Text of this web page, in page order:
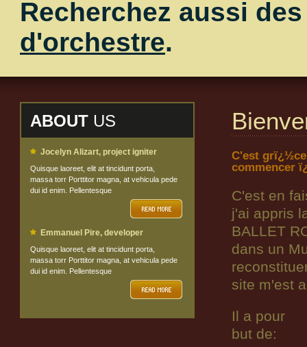
Recherchez aussi
d'orchestre.
ABOUT US
Jocelyn Alizart, project igniter
Quisque laoreet, elit at tincidunt porta,
massa torr Porttitor magna, at vehicula pede
dui id enim. Pellentesque
Emmanuel Pire, developer
Quisque laoreet, elit at tincidunt porta,
massa torr Porttitor magna, at vehicula pede
dui id enim. Pellentesque
C'est
commencer
C'est en
j'ai appris
BALLET
dans un
site m'est
Il a pour
but de: